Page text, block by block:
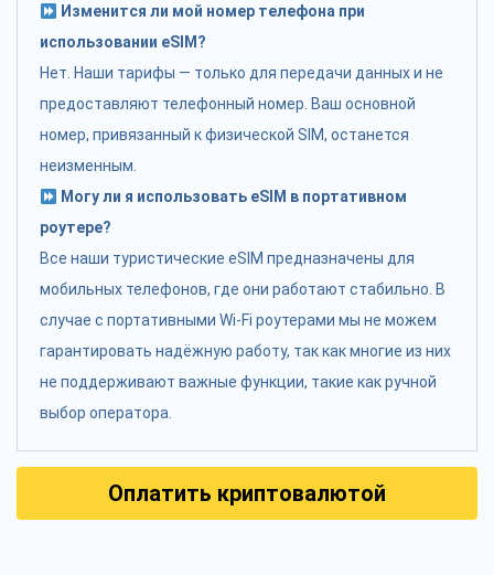
Изменится ли мой номер телефона при
использовании eSIM?
Нет. Наши тарифы — только для передачи данных и не
предоставляют телефонный номер. Ваш основной
номер, привязанный к физической SIM, останется
неизменным.
Могу ли я использовать eSIM в портативном
роутере?
Все наши туристические eSIM предназначены для
мобильных телефонов, где они работают стабильно. В
случае с портативными Wi-Fi роутерами мы не можем
гарантировать надёжную работу, так как многие из них
не поддерживают важные функции, такие как ручной
выбор оператора.
Оплатить криптовалютой